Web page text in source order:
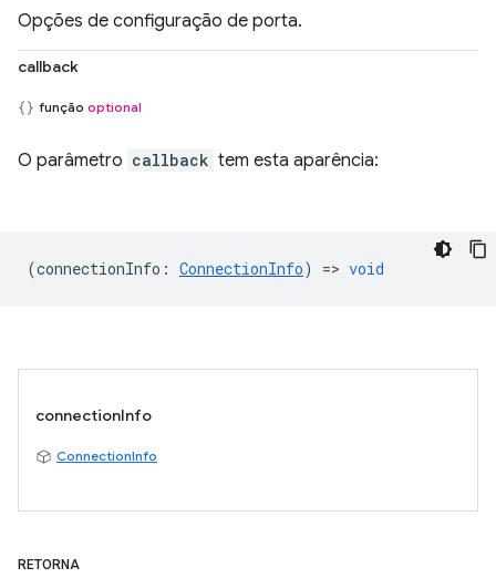
Opções de configuração de porta.
callback
função optional
O parâmetro callback tem esta aparência:
(connectionInfo : ConnectionInfo) => void
connectionInfo
ConnectionInfo
RETORNA